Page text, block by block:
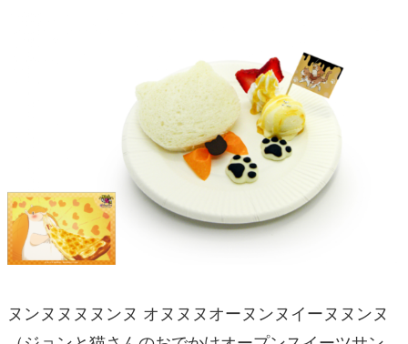
ヌンヌヌヌヌンヌ オヌヌヌオーヌンヌイーヌヌンヌ